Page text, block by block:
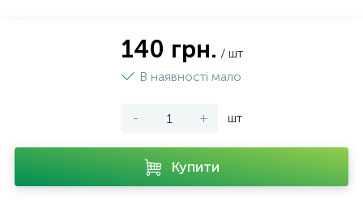
140 грн. / шт
В наявності мало
- + шт
Купити